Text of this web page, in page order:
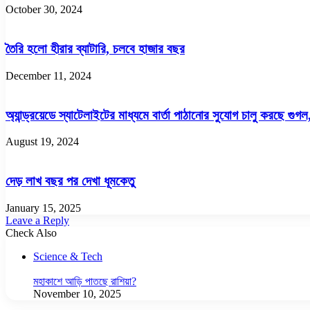
October 30, 2024
তৈরি হলো হীরার ব্যাটারি, চলবে হাজার বছর
December 11, 2024
অ্যান্ড্রয়েডে স্যাটেলাইটের মাধ্যমে বার্তা পাঠানোর সুযোগ চালু করছে
August 19, 2024
দেড় লাখ বছর পর দেখা ধূমকেতু
January 15, 2025
Leave a Reply
Check Also
Science & Tech
মহাকাশে আড়ি পাতছে রাশিয়া?
November 10, 2025